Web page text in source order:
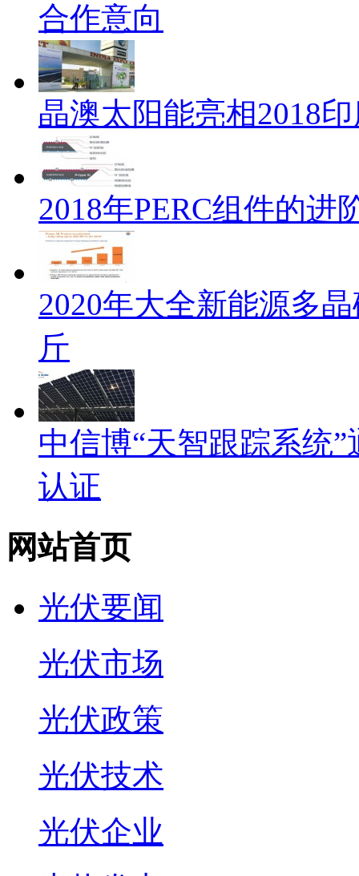
合作意向
晶澳太阳能亮相2018
2018年PERC组件的进
2020年大全新能源多
斤
中信博“天智跟踪系统
认证
网站首页
光伏要闻
光伏市场
光伏政策
光伏技术
光伏企业